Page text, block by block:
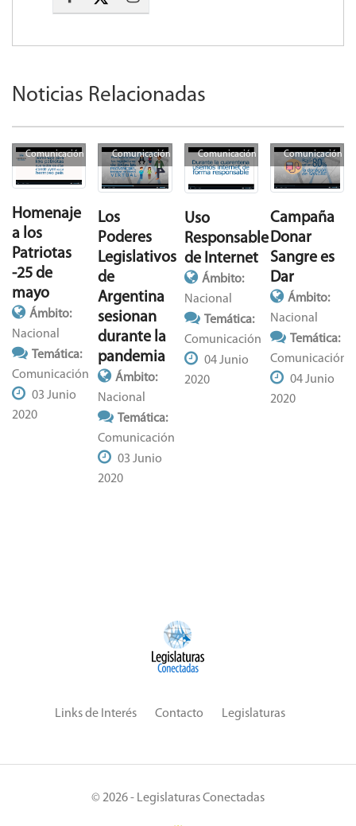
Noticias Relacionadas
Comunicación
Homenaje
a los
Patriotas
-25 de
mayo
Ámbito:
Nacional
Temática:
Comunicación
03 Junio
2020
Comunicación
Los
Poderes
Legislativos
de
Argentina
sesionan
durante la
pandemia
Ámbito:
Nacional
Temática:
Comunicación
03 Junio
2020
Comunicación
Uso
Responsable
de Internet
Ámbito:
Nacional
Temática:
Comunicación
04 Junio
2020
Comunicación
Campaña
Donar
Sangre es
Dar
Ámbito:
Nacional
Temática:
Comunicación
04 Junio
2020
Links de Interés Contacto Legislaturas
© 2026 - Legislaturas Conectadas